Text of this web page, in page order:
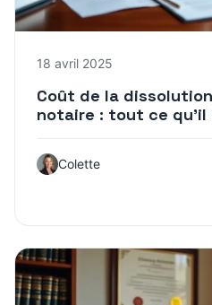
18 avril 2025
Coût de la dissolution
notaire : tout ce
Colette